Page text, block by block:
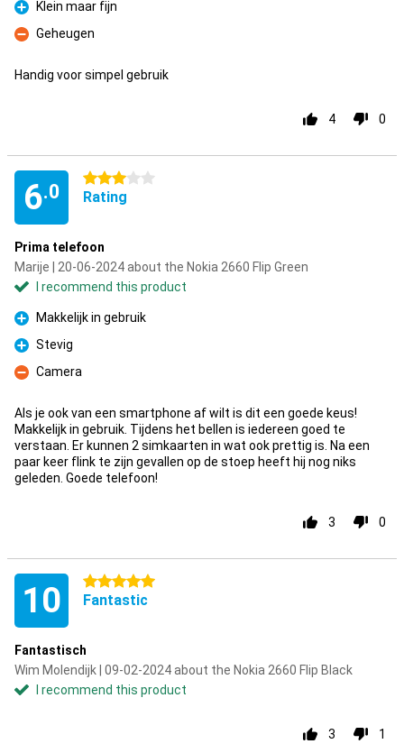
Pro
Klein maar fijn
Con
Geheugen
Handig voor simpel gebruik
4 0
6.0
3 stars
Rating
Prima telefoon
Marije | 20-06-2024 about the Nokia 2660 Flip Green
I recommend this product
Pro
Makkelijk in gebruik
Pro
Stevig
Con
Camera
Als je ook van een smartphone af wilt is dit een goede keus!
Makkelijk in gebruik. Tijdens het bellen is iedereen goed te
verstaan. Er kunnen 2 simkaarten in wat ook prettig is. Na een
paar keer flink te zijn gevallen op de stoep heeft hij nog niks
geleden. Goede telefoon!
3 0
10 5 stars
Fantastic
Fantastisch
Wim Molendijk | 09-02-2024 about the Nokia 2660 Flip Black
I recommend this product
3 1